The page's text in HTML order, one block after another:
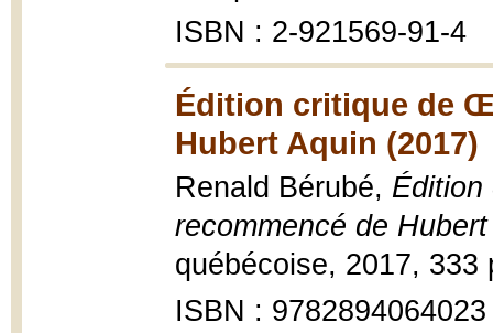
ISBN : 2-921569-91-4
Édition critique de
Hubert Aquin (2017)
Renald Bérubé,
recommencé de
québécoise, 2017,
ISBN : 9782894064023